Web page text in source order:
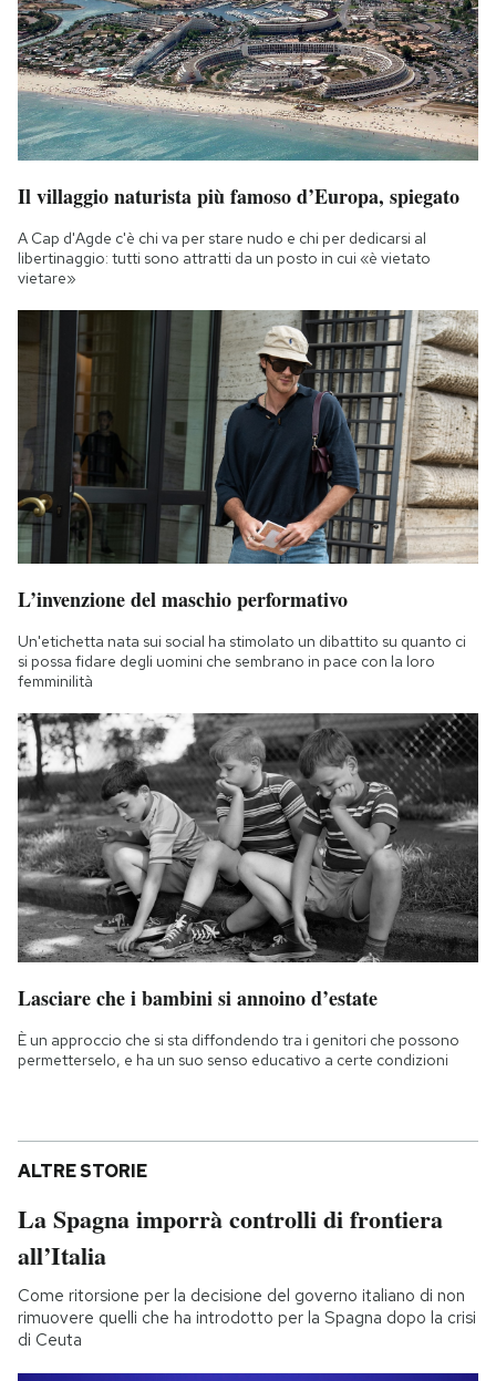
Il villaggio naturista più famoso d’Europa, spiegato
A Cap d'Agde c'è chi va per stare nudo e chi per dedicarsi al
libertinaggio: tutti sono attratti da un posto in cui «è vietato
vietare»
L’invenzione del maschio performativo
Un'etichetta nata sui social ha stimolato un dibattito su quanto ci
si possa fidare degli uomini che sembrano in pace con la loro
femminilità
Lasciare che i bambini si annoino d’estate
È un approccio che si sta diffondendo tra i genitori che possono
permetterselo, e ha un suo senso educativo a certe condizioni
ALTRE STORIE
La Spagna imporrà controlli di frontiera
all’Italia
Come ritorsione per la decisione del governo italiano di non
rimuovere quelli che ha introdotto per la Spagna dopo la crisi
di Ceuta